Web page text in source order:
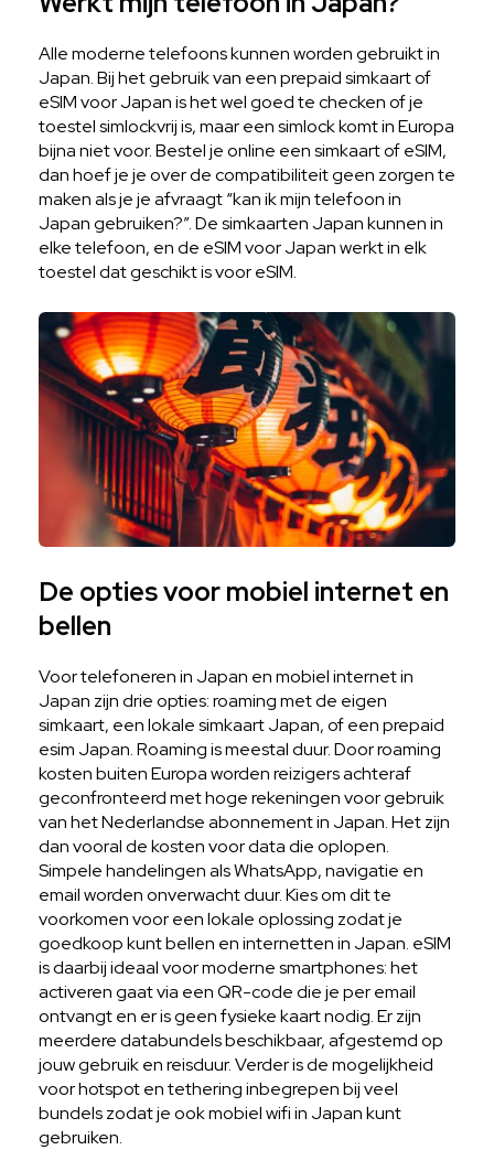
Alle moderne telefoons kunnen worden gebruikt in
Japan. Bij het gebruik van een prepaid simkaart of
eSIM voor Japan is het wel goed te checken of je
toestel simlockvrij is, maar een simlock komt in Europa
bijna niet voor. Bestel je online een simkaart of eSIM,
dan hoef je je over de compatibiliteit geen zorgen te
maken als je je afvraagt “kan ik mijn telefoon in
Japan gebruiken?”. De simkaarten Japan kunnen in
elke telefoon, en de eSIM voor Japan werkt in elk
toestel dat geschikt is voor eSIM.
De opties voor mobiel internet en
bellen
Voor telefoneren in Japan en mobiel internet in
Japan zijn drie opties: roaming met de eigen
simkaart, een lokale simkaart Japan, of een prepaid
esim Japan. Roaming is meestal duur. Door roaming
kosten buiten Europa worden reizigers achteraf
geconfronteerd met hoge rekeningen voor gebruik
van het Nederlandse abonnement in Japan. Het zijn
dan vooral de kosten voor data die oplopen.
Simpele handelingen als WhatsApp, navigatie en
email worden onverwacht duur. Kies om dit te
voorkomen voor een lokale oplossing zodat je
goedkoop kunt bellen en internetten in Japan. eSIM
is daarbij ideaal voor moderne smartphones: het
activeren gaat via een QR-code die je per email
ontvangt en er is geen fysieke kaart nodig. Er zijn
meerdere databundels beschikbaar, afgestemd op
jouw gebruik en reisduur. Verder is de mogelijkheid
voor hotspot en tethering inbegrepen bij veel
bundels zodat je ook mobiel wifi in Japan kunt
gebruiken.